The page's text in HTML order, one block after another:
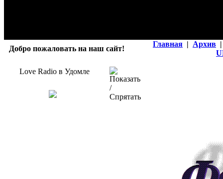
Добро пожаловать на наш сайт!
Главная | Архив |
Love Radio в Удомле